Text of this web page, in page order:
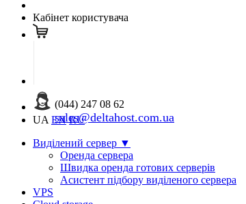
Кабінет користувача
(044) 247 08 62
sales@deltahost.com.ua
UA EN RU
Виділений сервер ▼
Оренда сервера
Швидка оренда готових серверів
Асистент підбору виділеного сервера
VPS